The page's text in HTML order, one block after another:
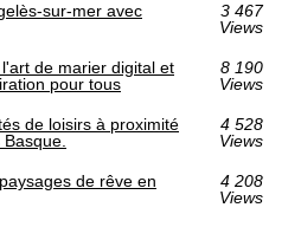
sur-mer avec
3 467
Views
de marier digital et
pour tous
8 190
Views
de loisirs à proximité
4 528
Views
de rêve en
4 208
Views